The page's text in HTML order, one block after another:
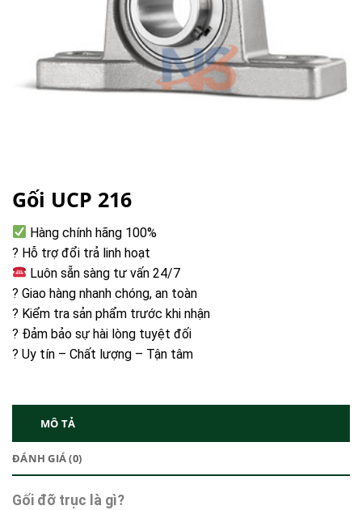
Gối UCP 216
Hàng chính hãng 100%
? Hỗ trợ đổi trả linh hoạt
Luôn sẵn sàng tư vấn 24/7
? Giao hàng nhanh chóng, an toàn
? Kiểm tra sản phẩm trước khi nhận
? Đảm bảo sự hài lòng tuyệt đối
? Uy tín – Chất lượng – Tận tâm
MÔ TẢ
ĐÁNH GIÁ (0)
Gối đỡ trục là gì?